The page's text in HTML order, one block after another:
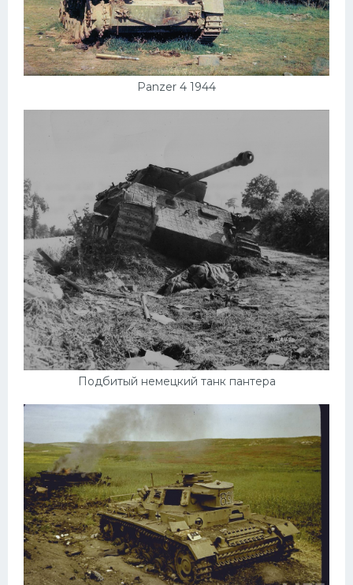
Panzer 4 1944
Подбитый немецкий танк пантера
Самолеты
Корабли
Комплектующие
Вертолеты
Мазда
Самокаты
Велосипеды
Рено
Прогулочные суда
Хендай
Лимузины
Автобусы
Хонда
Грузовики
Шевроле
УАЗ